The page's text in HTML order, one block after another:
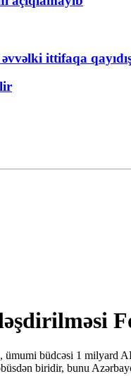
ittifaqa
ümumi büdcəsi 1
biridir, bunu